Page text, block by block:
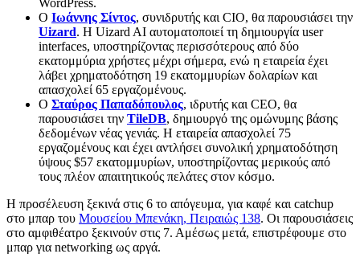
Ο Ιωάννης Σίντος, συνιδρυτής και CIO, θα παρουσιάσει την
Uizard. Η Uizard AI αυτοματοποιεί τη δημιουργία user
interfaces, υποστηρίζοντας περισσότερους από δύο
εκατομμύρια χρήστες μέχρι σήμερα, ενώ η εταιρεία έχει
λάβει χρηματοδότηση 19 εκατομμυρίων δολαρίων και
απασχολεί 65 εργαζομένους.
Ο Σταύρος Παπαδόπουλος, ιδρυτής και CEO, θα
παρουσιάσει την TileDB, δημιουργό της ομώνυμης βάσης
δεδομένων νέας γενιάς. Η εταιρεία απασχολεί 75
εργαζομένους και έχει αντλήσει συνολική χρηματοδότηση
ύψους $57 εκατομμυρίων, υποστηρίζοντας μερικούς από
τους πλέον απαιτητικούς πελάτες στον κόσμο.
Η προσέλευση ξεκινά στις 6 το απόγευμα, για καφέ και catchup
στο μπαρ του Μουσείου Μπενάκη, Πειραιώς 138. Οι παρουσιάσεις
στο αμφιθέατρο ξεκινούν στις 7. Αμέσως μετά, επιστρέφουμε στο
μπαρ για networking ως αργά.